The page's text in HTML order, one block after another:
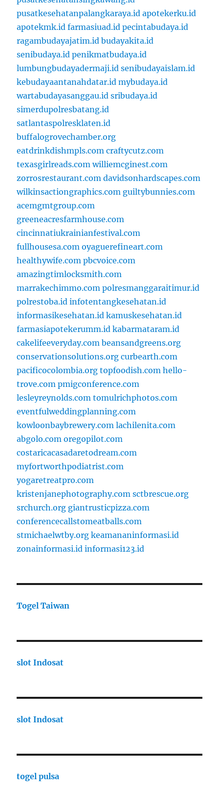
pusatkesehatanpalangkaraya.id apotekerku.id
apotekmk.id farmasiuad.id pecintabudaya.id
ragambudayajatim.id budayakita.id
senibudaya.id penikmatbudaya.id
lumbungbudayadermaji.id senibudayaislam.id
kebudayaantanahdatar.id mybudaya.id
wartabudayasanggau.id sribudaya.id
simerdupolresbatang.id
satlantaspolresklaten.id
buffalogrovechamber.org
eatdrinkdishmpls.com craftycutz.com
texasgirlreads.com williemcginest.com
zorrosrestaurant.com davidsonhardscapes.com
wilkinsactiongraphics.com guiltybunnies.com
acemgmtgroup.com
greeneacresfarmhouse.com
cincinnatiukrainianfestival.com
fullhousesa.com oyaguerefineart.com
healthywife.com pbcvoice.com
amazingtimlocksmith.com
marrakechimmo.com polresmanggaraitimur.id
polrestoba.id infotentangkesehatan.id
informasikesehatan.id kamuskesehatan.id
farmasiapotekerumm.id kabarmataram.id
cakelifeeveryday.com beansandgreens.org
conservationsolutions.org curbearth.com
pacificocolombia.org topfoodish.com hello-
trove.com pmigconference.com
lesleyreynolds.com tomulrichphotos.com
eventfulweddingplanning.com
kowloonbaybrewery.com lachilenita.com
abgolo.com oregopilot.com
costaricacasadaretodream.com
myfortworthpodiatrist.com
yogaretreatpro.com
kristenjanephotography.com sctbrescue.org
srchurch.org giantrusticpizza.com
conferencecallstomeatballs.com
stmichaelwtby.org keamananinformasi.id
zonainformasi.id informasi123.id
Togel Taiwan
slot Indosat
slot Indosat
togel pulsa